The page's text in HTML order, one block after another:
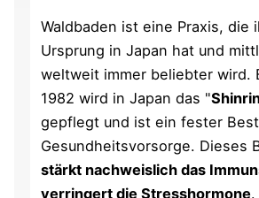
Waldbaden ist eine Praxis, die
Ursprung in Japan hat und
weltweit immer beliebter wird.
1982 wird in Japan das "
gepflegt und ist ein fester
Gesundheitsvorsorge. Dieses
stärkt nachweislich das
verringert die Stresshormone.